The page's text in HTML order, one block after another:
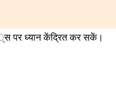
पर ध्यान केंद्रित कर सकें।